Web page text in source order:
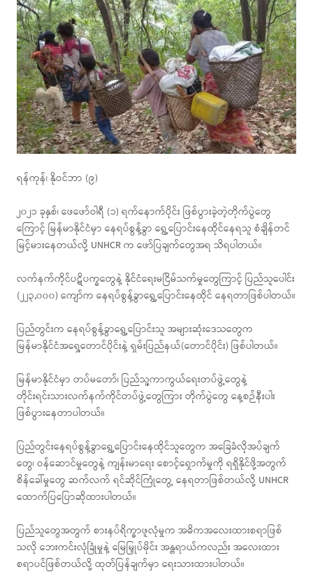
ရန်ကုန်၊ နိုဝင်ဘာ (၉)
၂၀၂၁ ခုနှစ်၊ ဖေဖော်ဝါရီ (၁) ရက်နောက်ပိုင်း ဖြစ်ပွားခဲ့တဲ့တိုက်ပွဲတွေ
ကြောင့် မြန်မာနိုင်ငံမှာ နေရပ်စွန့်ခွာ ရွှေ့ပြောင်းနေထိုင်နေရသူ စံချိန်တင်
မြင့်မားနေတယ်လို့ UNHCR က ဖော်ပြချက်တွေအရ သိရပါတယ်။
လက်နက်ကိုင်ပဋိပက္ခတွေနဲ့ နိုင်ငံရေးမငြိမ်သက်မှုတွေကြာင့် ပြည်သူပေါင်း
(၂၂၃,၀၀၀) ကျော်က နေရပ်စွန့်ခွာရွှေ့ပြောင်းနေထိုင် နေရတာဖြစ်ပါတယ်။
ပြည်တွင်းက နေရပ်စွန့်ခွာရွှေ့ပြောင်းသူ အများဆုံးဒေသတွေက
မြန်မာနိုင်ငံအရှေ့တောင်ပိုင်းနဲ့ ရှမ်းပြည်နယ်(တောင်ပိုင်း) ဖြစ်ပါတယ်။
မြန်မာနိုင်ငံမှာ တပ်မတော်၊ ပြည်သူ့ကာကွယ်ရေးတပ်ဖွဲ့တွေနဲ့
တိုင်းရင်းသားလက်နက်ကိုင်တပ်ဖွဲ့တွေကြား တိုက်ပွဲတွေ နေ့စဉ်နီးပါး
ဖြစ်ပွားနေတာပါတယ်။
ပြည်တွင်းနေရပ်စွန့်ခွာရွှေ့ပြောင်းနေထိုင်သူတွေက အခြေခံလိုအပ်ချက်
တွေ၊ ဝန်ဆောင်မှုတွေနဲ့ ကျန်းမာရေး စောင့်ရှောက်မှုကို ရရှိနိုင်ဖို့အတွက်
စိန်ခေါ်မှုတွေ ဆက်လက် ရင်ဆိုင်ကြုံတွေ့ နေရတာဖြစ်တယ်လို့ UNHCR
ထောက်ပြပြောဆိုထားပါတယ်။
ပြည်သူတွေအတွက် စားနပ်ရိက္ခာဖူလုံမှုက အဓိကအလေးထားစရာဖြစ်
သလို ဘေးကင်းလုံခြုံမှုနဲ့ မြေမြှုပ်မိုင်း အန္တရာယ်ကလည်း အလေးထား
စရာပင်ဖြစ်တယ်လို့ ထုတ်ပြန်ချက်မှာ ရေးသားထားပါတယ်။